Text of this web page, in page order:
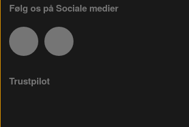
Følg os på Sociale medier
Trustpilot